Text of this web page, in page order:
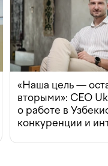
«Наша цель —
вторыми»: CEO
о работе в
конкуренции и